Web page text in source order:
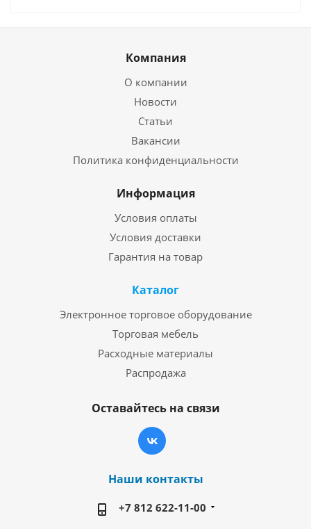
Компания
О компании
Новости
Статьи
Вакансии
Политика конфиденциальности
Информация
Условия оплаты
Условия доставки
Гарантия на товар
Каталог
Электронное торговое оборудование
Торговая мебель
Расходные материалы
Распродажа
Оставайтесь на связи
Наши контакты
+7 812 622-11-00